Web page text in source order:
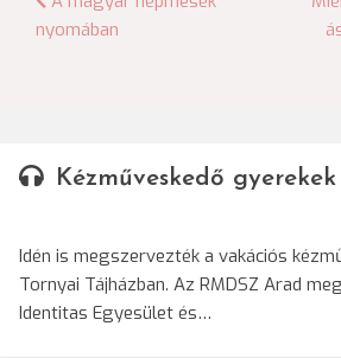
navigáció
nyomában
Kézműveskedő
Idén is megszervezték a vakációs
Tornyai Tájházban. Az RMDSZ Arad
Identitas Egyesület és…